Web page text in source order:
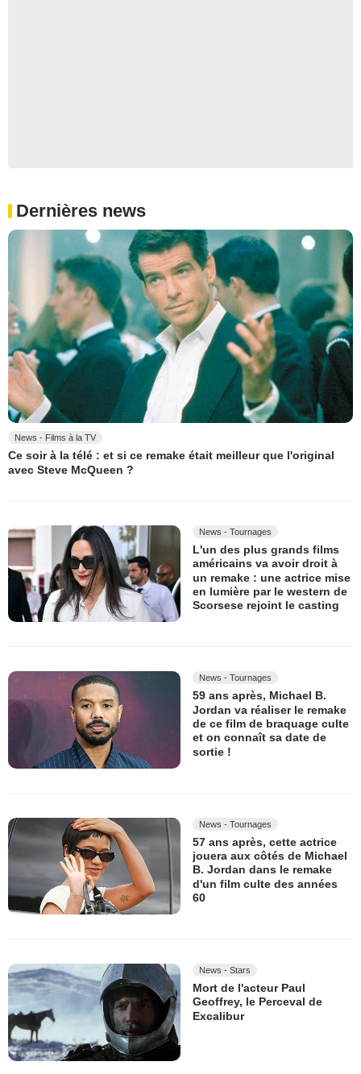
Dernières news
News - Films à la TV
Ce soir à la télé : et si ce remake était meilleur que l'original
avec Steve McQueen ?
News - Tournages
L'un des plus grands films
américains va avoir droit à
un remake : une actrice mise
en lumière par le western de
Scorsese rejoint le casting
News - Tournages
59 ans après, Michael B.
Jordan va réaliser le remake
de ce film de braquage culte
et on connaît sa date de
sortie !
News - Tournages
57 ans après, cette actrice
jouera aux côtés de Michael
B. Jordan dans le remake
d'un film culte des années
60
News - Stars
Mort de l'acteur Paul
Geoffrey, le Perceval de
Excalibur